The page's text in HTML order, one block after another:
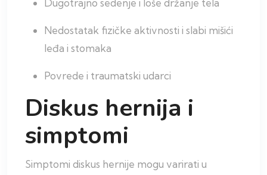
Dugotrajno sedenje i loše držanje tela
Nedostatak fizičke aktivnosti i slabi mišići
leđa i stomaka
Povrede i traumatski udarci
Diskus hernija i
simptomi
Simptomi diskus hernije mogu varirati u